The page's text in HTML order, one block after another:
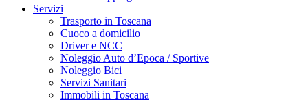
Servizi
Trasporto in Toscana
Cuoco a domicilio
Driver e NCC
Noleggio Auto d’Epoca / Sportive
Noleggio Bici
Servizi Sanitari
Immobili in Toscana